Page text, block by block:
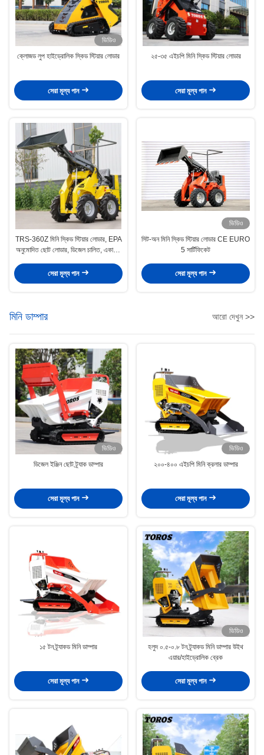
ভিডিও
ক্লোজড লুপ হাইড্রোলিক স্কিড স্টিয়ার লোডার
সেরা মূল্য পান
২৫-৩৫ এইচপি মিনি স্কিড স্টিয়ার লোডার
সেরা মূল্য পান
TRS-360Z মিনি স্কিড স্টিয়ার লোডার, EPA
অনুমোদিত ছোট লোডার, ডিজেল চালিত, একাধিক
সেরা মূল্য পান
ভিডিও
সিট-অন মিনি স্কিড স্টিয়ার লোডার CE EURO
5 সার্টিফিকেট
সেরা মূল্য পান
মিনি ডাম্পার আরো দেখুন >>
ভিডিও
ডিজেল ইঞ্জিন ছোট ট্র্যাক ডাম্পার
সেরা মূল্য পান
ভিডিও
২০০-৪০০ এইচপি মিনি ক্রলার ডাম্পার
সেরা মূল্য পান
১৫ টন ট্র্যাকড মিনি ডাম্পার
সেরা মূল্য পান
ভিডিও
হলুদ ০.৫-০.৮ টন ট্র্যাকড মিনি ডাম্পার উইথ
এয়ার/হাইড্রোলিক ব্রেক
সেরা মূল্য পান